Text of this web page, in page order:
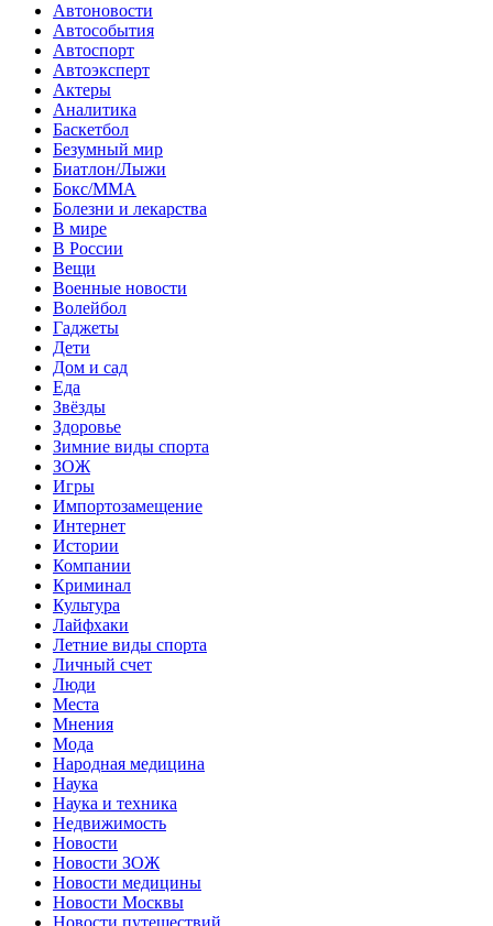
Автоновости
Автособытия
Автоспорт
Автоэксперт
Актеры
Аналитика
Баскетбол
Безумный мир
Биатлон/Лыжи
Бокс/MMA
Болезни и лекарства
В мире
В России
Вещи
Военные новости
Волейбол
Гаджеты
Дети
Дом и сад
Еда
Звёзды
Здоровье
Зимние виды спорта
ЗОЖ
Игры
Импортозамещение
Интернет
Истории
Компании
Криминал
Культура
Лайфхаки
Летние виды спорта
Личный счет
Люди
Места
Мнения
Мода
Народная медицина
Наука
Наука и техника
Недвижимость
Новости
Новости ЗОЖ
Новости медицины
Новости Москвы